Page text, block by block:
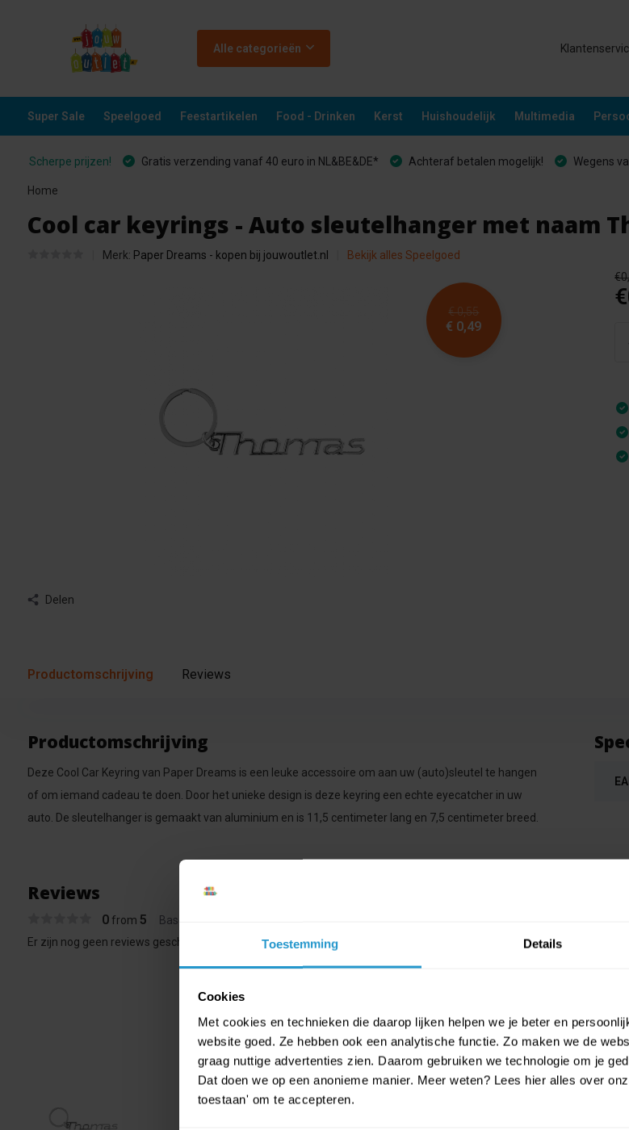
Toestemming Details
Cookies
Met cookies en technieken die daarop lijken helpen we je beter en
website goed. Ze hebben ook een analytische functie. Zo maken we de
graag nuttige advertenties zien. Daarom gebruiken we technologie om je
Dat doen we op een anonieme manier. Meer weten? Lees hier alles over
toestaan' om te accepteren.
Alle categorieën
Super Sale Speelgoed Feestartikelen Food - Drinken Kerst Huishoudelijk Multimedia
Scherpe prijzen! Gratis verzending vanaf 40 euro in NL&BE&DE* Achteraf betalen mogelijk! Wegens
Home
Cool car keyrings - Auto sleutelhanger met naam
Merk: Paper Dreams - kopen bij jouwoutlet.nl Bekijk alles Speelgoed
€ 0,55
€ 0,49
Delen
Productomschrijving Reviews
Productomschrijving
Deze Cool Car Keyring van Paper Dreams is een leuke accessoire om aan uw (auto)sleutel te hangen
of om iemand cadeau te doen. Door het unieke design is deze keyring een echte eyecatcher in uw
auto. De sleutelhanger is gemaakt van aluminium en is 11,5 centimeter lang en 7,5 centimeter breed.
Reviews
0from 5 Based on 0 reviews
Er zijn nog geen reviews geschreven over dit product..
€ 0,55
Cool car keyrings - Auto